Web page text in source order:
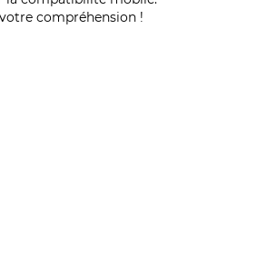
compréhension !